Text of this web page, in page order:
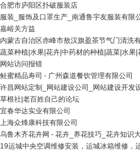
合肥市庐阳区扑破服装店
服装_服饰及口罩生产_南通鲁宇友服装有限
嘉峪关方益
内蒙古自治区赤峰市敖汉旗盈茶节气门清洗
蔬菜种植|水果|花卉|中药材的种植|蔬菜|水果|
网站访问报错
鲑蜜精品寿司 - 广州森道餐饮管理有限公司
许昌网站定制_网站建设公司_网站建设开发
草根社|老百姓自己的论坛
宜春华达实业有限公司
上海众烽康科技有限公司
乌鲁木齐花卉网 - 花卉_养花技巧_花卉知识
19运城中央空调维修安装，运城冰箱维修，